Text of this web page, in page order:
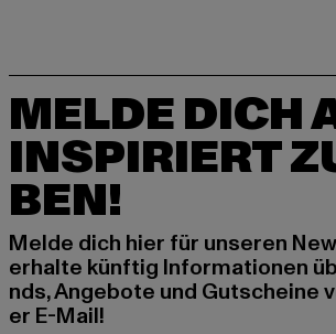
MELDE DICH
INSPIRIERT
BEN!
Melde dich hier für unseren
erhalte künftig Informationen
nds, Angebote und Gutscheine
er E-Mail!